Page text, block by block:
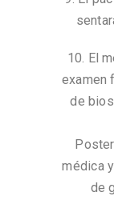
10. El
examen
de
médica
de